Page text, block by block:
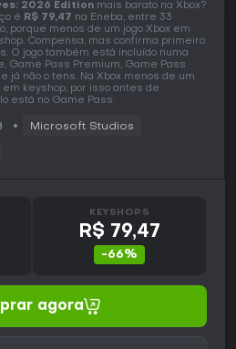
2026 Edition mais barato na Xbox?
é R$ 79,47 na Eneba, entre 33
porque menos de um jogo Xbox em
Compensa, mas confirma primeiro
O jogo também está incluído numa
Game Pass Premium, Game Pass
já não o tens. Na Xbox menos de um
keyshop, por isso antes de
está no Game Pass.
Microsoft Studios
KEYSHOPS
R$ 79,47
-66%
agora